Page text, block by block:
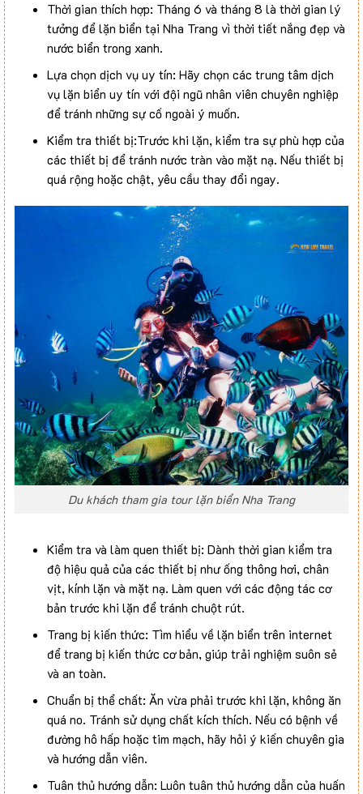
Thời gian thích hợp: Tháng 6 và tháng 8 là thời gian lý
tưởng để lặn biển tại Nha Trang vì thời tiết nắng đẹp và
nước biển trong xanh.
Lựa chọn dịch vụ uy tín: Hãy chọn các trung tâm dịch
vụ lặn biển uy tín với đội ngũ nhân viên chuyên nghiệp
để tránh những sự cố ngoài ý muốn.
Kiểm tra thiết bị:Trước khi lặn, kiểm tra sự phù hợp của
các thiết bị để tránh nước tràn vào mặt nạ. Nếu thiết bị
quá rộng hoặc chật, yêu cầu thay đổi ngay.
Du khách tham gia tour lặn biển Nha Trang
Kiểm tra và làm quen thiết bị: Dành thời gian kiểm tra
độ hiệu quả của các thiết bị như ống thông hơi, chân
vịt, kính lặn và mặt nạ. Làm quen với các động tác cơ
bản trước khi lặn để tránh chuột rút.
Trang bị kiến thức: Tìm hiểu về lặn biển trên internet
để trang bị kiến thức cơ bản, giúp trải nghiệm suôn sẻ
và an toàn.
Chuẩn bị thể chất: Ăn vừa phải trước khi lặn, không ăn
quá no. Tránh sử dụng chất kích thích. Nếu có bệnh về
đường hô hấp hoặc tim mạch, hãy hỏi ý kiến chuyên gia
và hướng dẫn viên.
Tuân thủ hướng dẫn: Luôn tuân thủ hướng dẫn của huấn